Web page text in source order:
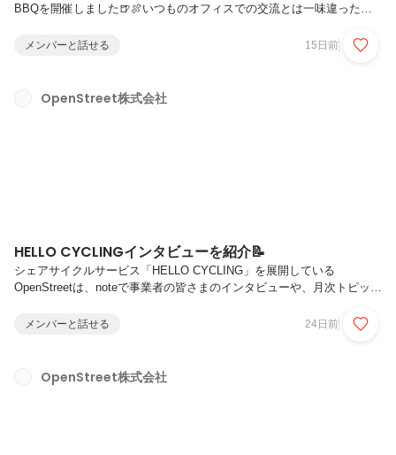
BBQを開催しました🍺🍖いつものオフィスでの交流とは一味違った、
社はリモートワークが中心のため、顔をあわせる場面が少ない他部署の
り、コミュニケーションを対面でとることも大事にしています。そんな
OpenStreetでは、サービス拡大に伴い、多くの仲間を募集中です！こ
メンバーと話せる 15日前
OpenStreet株式会社
HELLO CYCLINGインタビューを紹介📝
シェアサイクルサービス「HELLO CYCLING」を展開している
OpenStreetは、noteで事業者の皆さまのインタビューや、月次トピック
と幸いです！よろしくお願いします！
メンバーと話せる 24日前
OpenStreet株式会社